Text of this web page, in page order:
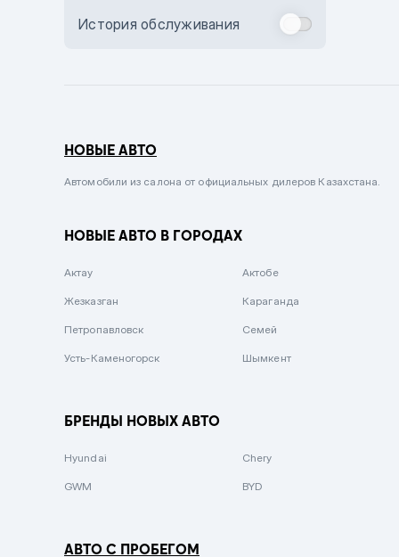
Комбинированный
Сиреневый металлик
Вишневый
Зеленый металлик
История обслуживания
НОВЫЕ АВТО
Автомобили из салона от официальных дилеров Казахстана.
НОВЫЕ АВТО В ГОРОДАХ
Актау Актобе
Жезказган Караганда
Петропавловск Семей
Усть-Каменогорск Шымкент
БРЕНДЫ НОВЫХ АВТО
Hyundai Chery
GWM BYD
АВТО С ПРОБЕГОМ